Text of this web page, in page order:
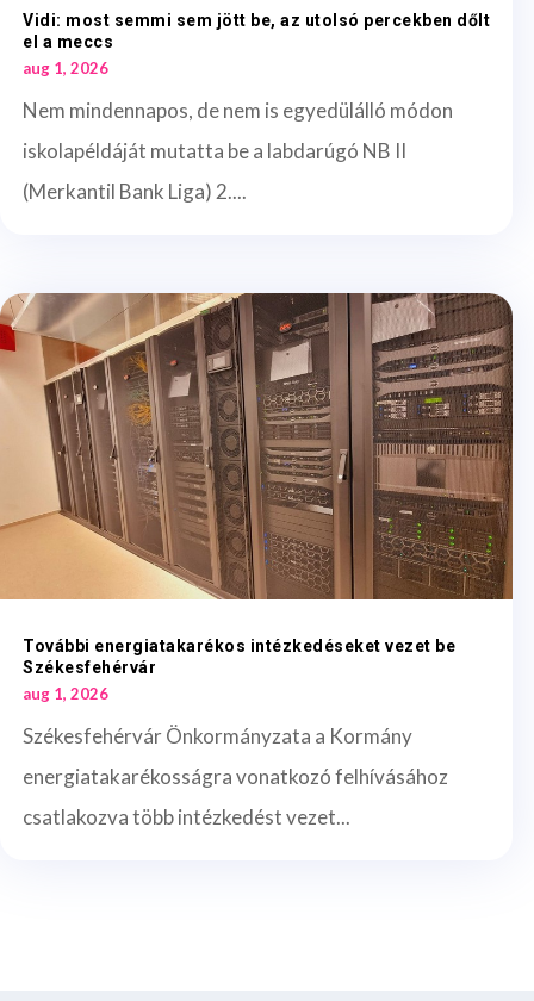
Vidi: most semmi sem jött be, az utolsó percekben dőlt
el a meccs
aug 1, 2026
Nem mindennapos, de nem is egyedülálló módon
iskolapéldáját mutatta be a labdarúgó NB II
(Merkantil Bank Liga) 2....
További energiatakarékos intézkedéseket vezet be
Székesfehérvár
aug 1, 2026
Székesfehérvár Önkormányzata a Kormány
energiatakarékosságra vonatkozó felhívásához
csatlakozva több intézkedést vezet...